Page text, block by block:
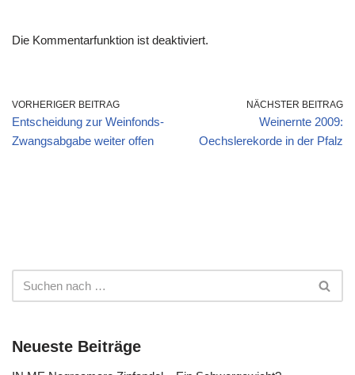
Die Kommentarfunktion ist deaktiviert.
VORHERIGER BEITRAG
Entscheidung zur Weinfonds-
Zwangsabgabe weiter offen
NÄCHSTER BEITRAG
Weinernte 2009:
Oechslerekorde in der Pfalz
Neueste Beiträge